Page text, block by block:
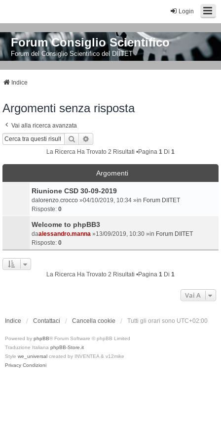
Login
Forum Consiglio Scientifico
Forum del Consiglio Scientifico del DIITET
Indice
Argomenti senza risposta
Vai alla ricerca avanzata
Cerca
La Ricerca Ha Trovato 2 Risultati •Pagina 1 Di 1
Argomenti
Riunione CSD 30-09-2019
da lorenzo.crocco »04/10/2019, 10:34 »in Forum DIITET
Risposte: 0
Welcome to phpBB3
daalessandro.manna »13/09/2019, 10:30 »in Forum DIITET
Risposte: 0
La Ricerca Ha Trovato 2 Risultati •Pagina 1 Di 1
Vai A
Indice Contattaci Cancella cookie Tutti gli orari sono UTC+02:00
Powered by phpBB® Forum Software © phpBB Limited
Traduzione Italiana phpBB-Store.it
Style we_universal created by INVENTEA & v12mike
Privacy Condizioni